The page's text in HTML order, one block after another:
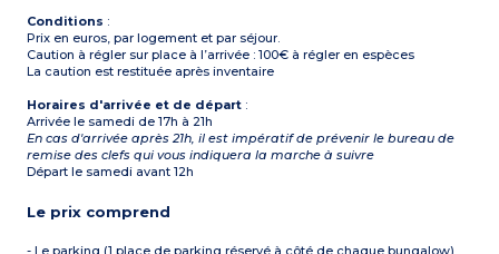
personnes : enfants et
bébés inclus
Conditions :
Prix en euros, par logement et par séjour.
Caution à régler sur place à l’arrivée : 100€ à régler en espèces
La caution est restituée après inventaire
Horaires d'arrivée et de départ :
Arrivée le samedi de 17h à 21h
En cas d'arrivée après 21h, il est impératif de prévenir le bureau de
remise des clefs qui vous indiquera la marche à suivre
Départ le samedi avant 12h
Le prix comprend